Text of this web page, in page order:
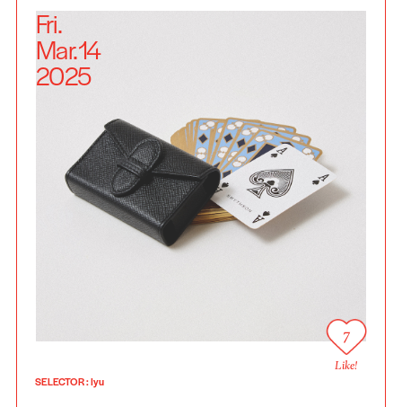
Fri.
Mar.14
2025
7
Like!
SELECTOR: Iyu